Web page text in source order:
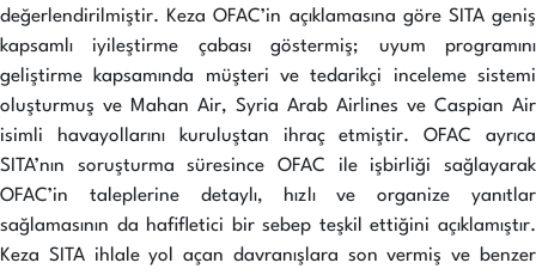
değerlendirilmiştir. Keza OFAC’in açıklamasına göre SITA geniş
kapsamlı iyileştirme çabası göstermiş; uyum programını
geliştirme kapsamında müşteri ve tedarikçi inceleme sistemi
oluşturmuş ve Mahan Air, Syria Arab Airlines ve Caspian Air
isimli havayollarını kuruluştan ihraç etmiştir. OFAC ayrıca
SITA’nın soruşturma süresince OFAC ile işbirliği sağlayarak
OFAC’in taleplerine detaylı, hızlı ve organize yanıtlar
sağlamasının da hafifletici bir sebep teşkil ettiğini açıklamıştır.
Keza SITA ihlale yol açan davranışlara son vermiş ve benzer